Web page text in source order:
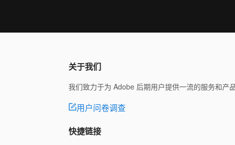
关于我们
我们致力于为 Adobe 后期用户提供一流的服务和产
用户问卷调查
快捷链接